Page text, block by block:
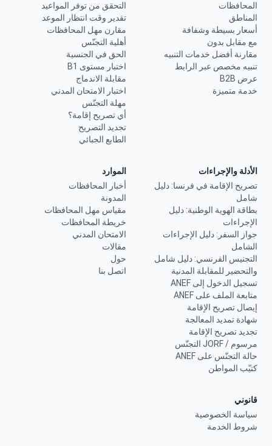
المحافظات
المناطق
أسعار بسيطة وشفافة
مع مقابل بدون
مقارنة أفضل خدمات التنبيه
تنبيه مخصص عبر الرابط
عرض B2B
خدمة متميزة
التحقق من توفر المواعيد
تقدير وقت انتظار الموعد
مقارن مهل المحافظات
أهلية التجنّس
الحق في الجنسية
اختبار مستوى B1
مقابلة الاندماج
اختبار الامتحان المدني
مهلة التجنّس
أي تصريح إقامة؟
تجديد التصريح
الطابع الجبائي
الأدلة والإجراءات
تصريح الإقامة في فرنسا: دليل
شامل
بطاقة الهوية الوطنية: دليل
الإجراءات
جواز السفر: دليل الإجراءات
الشامل
التجنيس الفرنسي: دليل شامل
والتحضير للمقابلة المدنية
تسجيل الدخول إلى ANEF
متابعة الملف على ANEF
إيصال تصريح الإقامة
شهادة تمديد المعالجة
تجديد تصريح الإقامة
مرسوم / JORF التجنّس
حالة التجنّس على ANEF
كتيّب المواطن
الموارد
أخبار المحافظات
المدونة
مقياس مهل المحافظات
خريطة المحافظات
الامتحان المدني
مقالات
حول
اتصل بنا
قانوني
سياسة الخصوصية
شروط الخدمة